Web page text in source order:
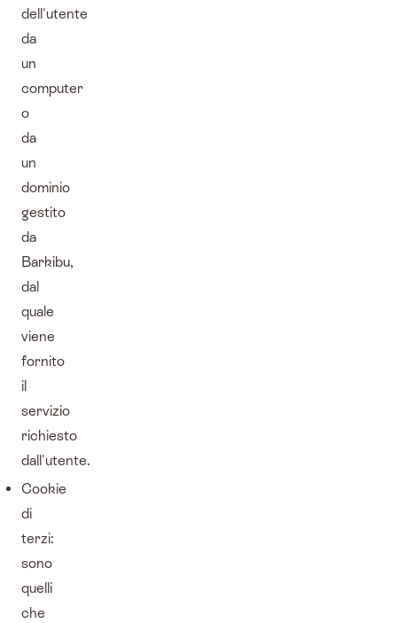
dell'utente
da
un
computer
o
da
un
dominio
gestito
da
Barkibu,
dal
quale
viene
fornito
il
servizio
richiesto
dall'utente.
Cookie
di
terzi:
sono
quelli
che